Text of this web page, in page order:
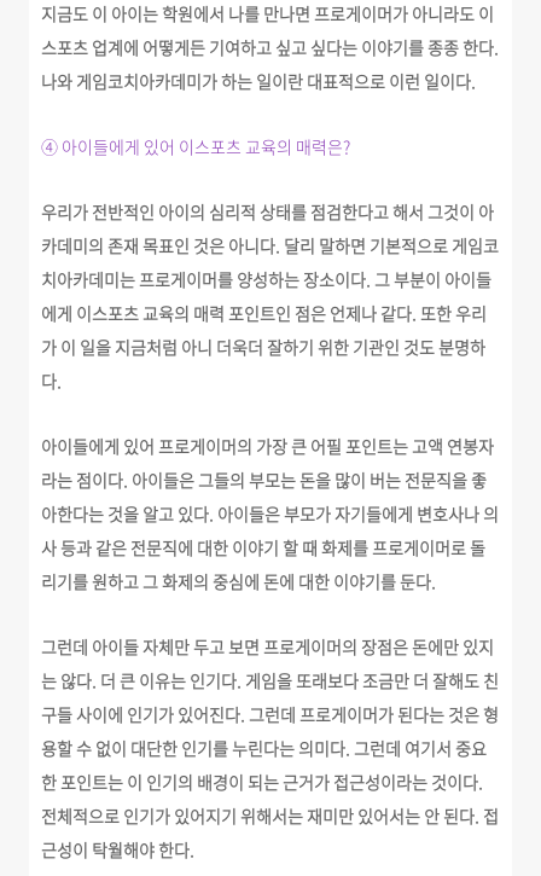
지금도 이 아이는 학원에서 나를 만나면 프로게이머가 아니라도 이
스포츠 업계에 어떻게든 기여하고 싶고 싶다는 이야기를 종종 한다.
나와 게임코치아카데미가 하는 일이란 대표적으로 이런 일이다.
④ 아이들에게 있어 이스포츠 교육의 매력은?
우리가 전반적인 아이의 심리적 상태를 점검한다고 해서 그것이 아
카데미의 존재 목표인 것은 아니다. 달리 말하면 기본적으로 게임코
치아카데미는 프로게이머를 양성하는 장소이다. 그 부분이 아이들
에게 이스포츠 교육의 매력 포인트인 점은 언제나 같다. 또한 우리
가 이 일을 지금처럼 아니 더욱더 잘하기 위한 기관인 것도 분명하
다.
아이들에게 있어 프로게이머의 가장 큰 어필 포인트는 고액 연봉자
라는 점이다. 아이들은 그들의 부모는 돈을 많이 버는 전문직을 좋
아한다는 것을 알고 있다. 아이들은 부모가 자기들에게 변호사나 의
사 등과 같은 전문직에 대한 이야기 할 때 화제를 프로게이머로 돌
리기를 원하고 그 화제의 중심에 돈에 대한 이야기를 둔다.
그런데 아이들 자체만 두고 보면 프로게이머의 장점은 돈에만 있지
는 않다. 더 큰 이유는 인기다. 게임을 또래보다 조금만 더 잘해도 친
구들 사이에 인기가 있어진다. 그런데 프로게이머가 된다는 것은 형
용할 수 없이 대단한 인기를 누린다는 의미다. 그런데 여기서 중요
한 포인트는 이 인기의 배경이 되는 근거가 접근성이라는 것이다.
전체적으로 인기가 있어지기 위해서는 재미만 있어서는 안 된다. 접
근성이 탁월해야 한다.